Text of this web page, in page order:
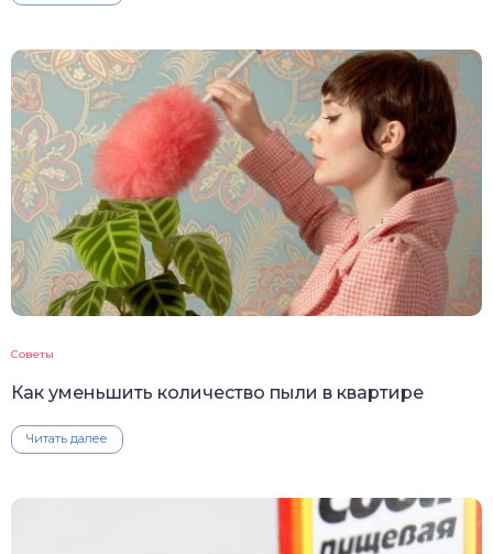
Советы
Как уменьшить количество пыли в квартире
Читать далее